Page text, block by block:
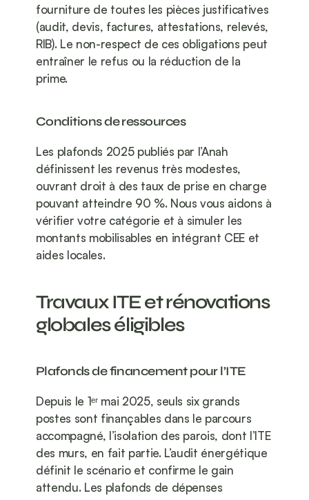
fourniture de toutes les pièces justificatives
(audit, devis, factures, attestations, relevés,
RIB). Le non-respect de ces obligations peut
entraîner le refus ou la réduction de la
prime.
Conditions de ressources
Les plafonds 2025 publiés par l’Anah
définissent les revenus très modestes,
ouvrant droit à des taux de prise en charge
pouvant atteindre 90 %. Nous vous aidons à
vérifier votre catégorie et à simuler les
montants mobilisables en intégrant CEE et
aides locales.
Travaux ITE et rénovations
globales éligibles
Plafonds de financement pour l’ITE
Depuis le 1ᵉʳ mai 2025, seuls six grands
postes sont finançables dans le parcours
accompagné, l’isolation des parois, dont l’ITE
des murs, en fait partie. L’audit énergétique
définit le scénario et confirme le gain
attendu. Les plafonds de dépenses